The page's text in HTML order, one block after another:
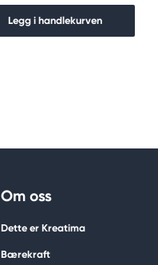
Legg i handlekurven
Om oss
Dette er Kreatima
Bærekraft